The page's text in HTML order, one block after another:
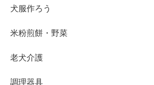
犬服作ろう
米粉煎餅・野菜
老犬介護
調理器具